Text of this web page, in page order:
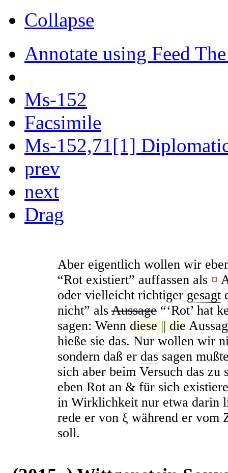
Collapse
Annotate using Feed
Ms-152
Facsimile
Ms-152,71[1]
prev
next
Drag
Aber eigentlich wollen wir
“Rot existiert” auffassen als ¤
oder vielleicht richtiger gesagt
nicht” als Aussage “‘Rot’ hat
sagen: Wenn diese || die
hieße sie das. Nur wollen wir
sondern daß er das sagen
sich aber beim Versuch das zu
eben Rot an & für sich
in Wirklichkeit nur etwa darin
rede er von ξ während er vom
soll.